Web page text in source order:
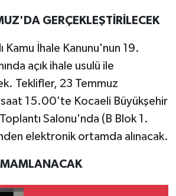
GERÇEKLEŞTİRİLECEK
Kamu İhale Kanunu'nun 19.
açık ihale usulü ile
Teklifler, 23 Temmuz
saat 15.00'te Kocaeli Büyükşehir
Salonu'nda (B Blok 1.
elektronik ortamda alınacak.